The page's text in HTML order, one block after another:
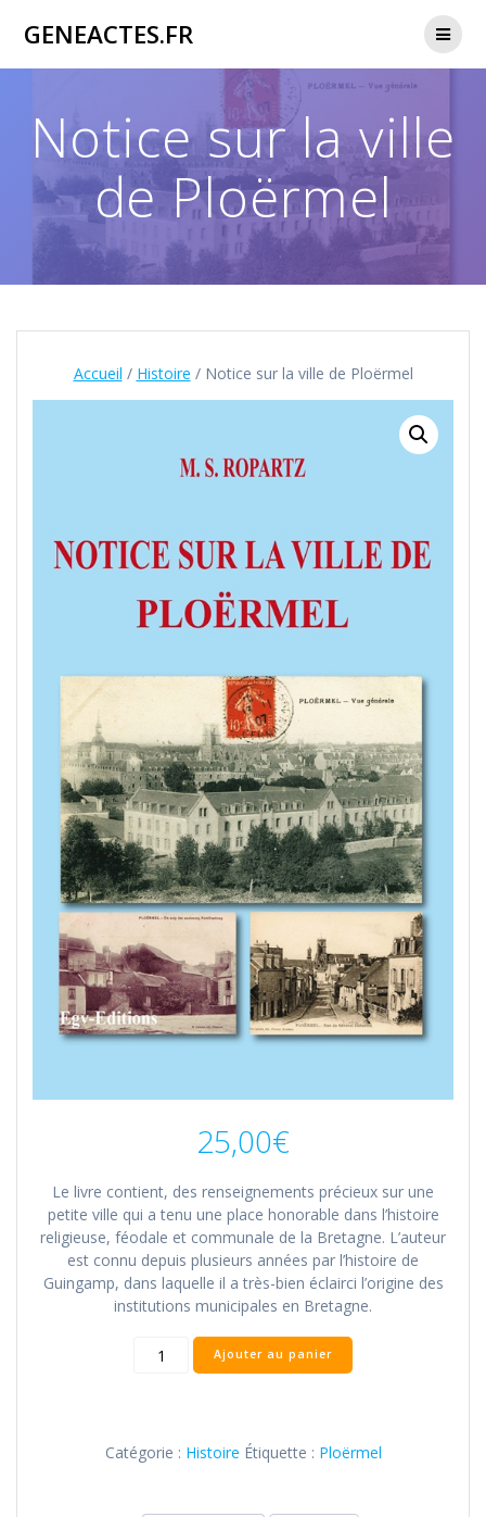
GENEACTES.FR
Notice sur la ville
de Ploërmel
Accueil / Histoire / Notice sur la ville de Ploërmel
25,00€
Le livre contient, des renseignements précieux sur une
petite ville qui a tenu une place honorable dans l’histoire
religieuse, féodale et communale de la Bretagne. L’auteur
est connu depuis plusieurs années par l’histoire de
Guingamp, dans laquelle il a très-bien éclairci l’origine des
institutions municipales en Bretagne.
quantité
ville
Ajouter au panier
Catégorie : Histoire Étiquette : Ploërmel